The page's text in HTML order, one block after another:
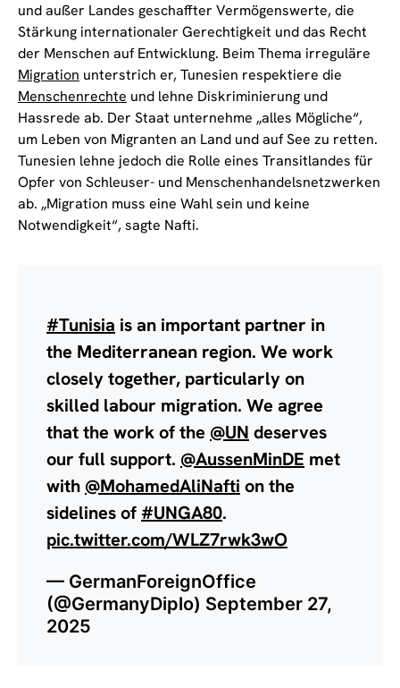
und außer Landes geschaffter Vermögenswerte, die
Stärkung internationaler Gerechtigkeit und das Recht
der Menschen auf Entwicklung. Beim Thema irreguläre
Migration unterstrich er, Tunesien respektiere die
Menschenrechte und lehne Diskriminierung und
Hassrede ab. Der Staat unternehme „alles Mögliche“,
um Leben von Migranten an Land und auf See zu retten.
Tunesien lehne jedoch die Rolle eines Transitlandes für
Opfer von Schleuser- und Menschenhandelsnetzwerken
ab. „Migration muss eine Wahl sein und keine
Notwendigkeit“, sagte Nafti.
#Tunisia is an important partner in
the Mediterranean region. We work
closely together, particularly on
skilled labour migration. We agree
that the work of the @UN deserves
our full support. @AussenMinDE met
with @MohamedAliNafti on the
sidelines of #UNGA80.
pic.twitter.com/WLZ7rwk3wO
— GermanForeignOffice
(@GermanyDiplo) September 27,
2025